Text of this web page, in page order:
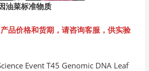
油菜标准物质
品价格和货期，请咨询客服，供实验
Event T45 Genomic DNA Leaf